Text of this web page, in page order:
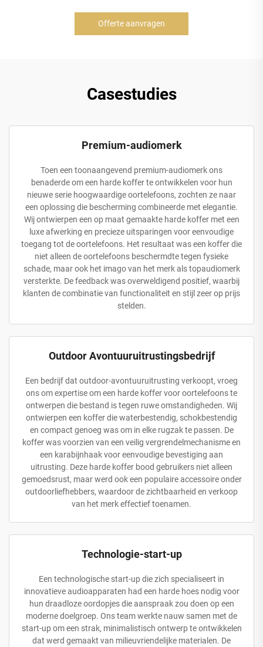
Offerte aanvragen
Casestudies
Premium-audiomerk
Toen een toonaangevend premium-audiomerk ons
benaderde om een harde koffer te ontwikkelen voor hun
nieuwe serie hoogwaardige oortelefoons, zochten ze naar
een oplossing die bescherming combineerde met elegantie.
Wij ontwierpen een op maat gemaakte harde koffer met een
luxe afwerking en precieze uitsparingen voor eenvoudige
toegang tot de oortelefoons. Het resultaat was een koffer die
niet alleen de oortelefoons beschermdte tegen fysieke
schade, maar ook het imago van het merk als topaudiomerk
versterkte. De feedback was overweldigend positief, waarbij
klanten de combinatie van functionaliteit en stijl zeer op prijs
stelden.
Outdoor Avontuuruitrustingsbedrijf
Een bedrijf dat outdoor-avontuuruitrusting verkoopt, vroeg
ons om expertise om een harde koffer voor oortelefoons te
ontwerpen die bestand is tegen ruwe omstandigheden. Wij
ontwierpen een koffer die waterbestendig, schokbestendig
en compact genoeg was om in elke rugzak te passen. De
koffer was voorzien van een veilig vergrendelmechanisme en
een karabijnhaak voor eenvoudige bevestiging aan
uitrusting. Deze harde koffer bood gebruikers niet alleen
gemoedsrust, maar werd ook een populaire accessoire onder
outdoorliefhebbers, waardoor de zichtbaarheid en verkoop
van het merk effectief toenamen.
Technologie-start-up
Een technologische start-up die zich specialiseert in
innovatieve audioapparaten had een harde hoes nodig voor
hun draadloze oordopjes die aanspraak zou doen op een
moderne doelgroep. Ons team werkte nauw samen met de
start-up om een strak, minimalistisch ontwerp te ontwikkelen
dat werd gemaakt van milieuvriendelijke materialen. De